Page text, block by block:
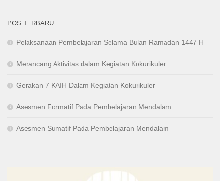
POS TERBARU
Pelaksanaan Pembelajaran Selama Bulan Ramadan 1447 H
Merancang Aktivitas dalam Kegiatan Kokurikuler
Gerakan 7 KAIH Dalam Kegiatan Kokurikuler
Asesmen Formatif Pada Pembelajaran Mendalam
Asesmen Sumatif Pada Pembelajaran Mendalam